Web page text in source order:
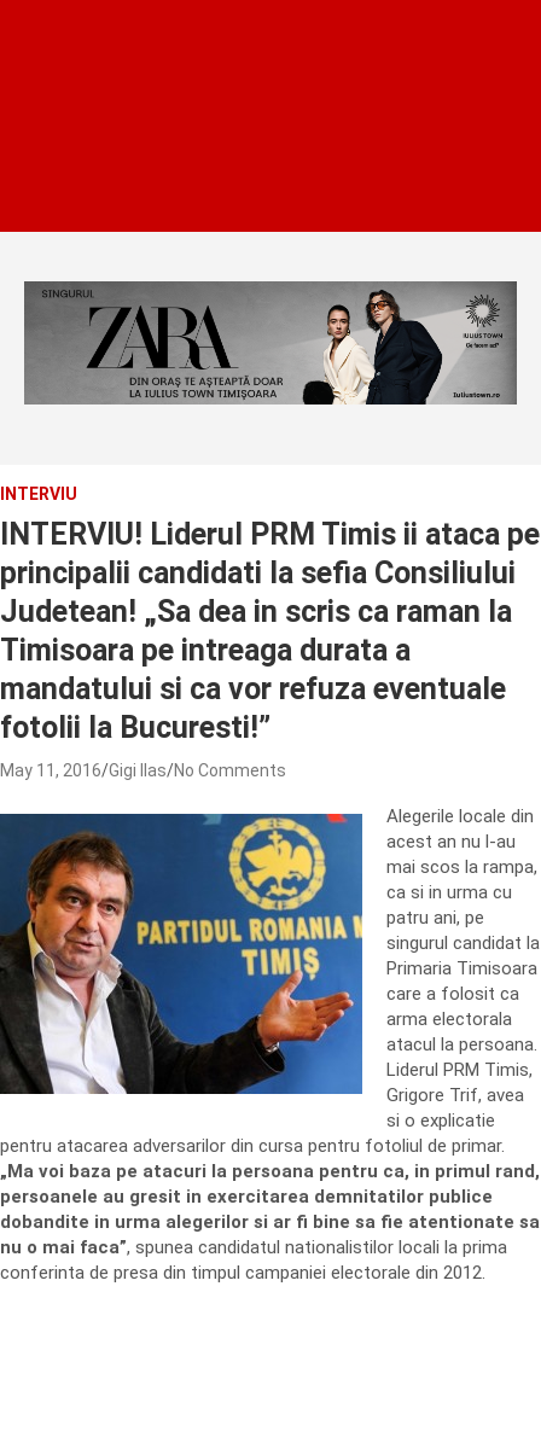
INTERVIU
INTERVIU! Liderul PRM Timis ii ataca pe
principalii candidati la sefia Consiliului
Judetean! „Sa dea in scris ca raman la
Timisoara pe intreaga durata a
mandatului si ca vor refuza eventuale
fotolii la Bucuresti!”
May 11, 2016 Gigi Ilas No Comments
Alegerile locale din
acest an nu l-au
mai scos la rampa,
ca si in urma cu
patru ani, pe
singurul candidat la
Primaria Timisoara
care a folosit ca
arma electorala
atacul la persoana.
Liderul PRM Timis,
Grigore Trif, avea
si o explicatie
pentru atacarea adversarilor din cursa pentru fotoliul de primar.
„Ma voi baza pe atacuri la persoana pentru ca, in primul rand,
persoanele au gresit in exercitarea demnitatilor publice
dobandite in urma alegerilor si ar fi bine sa fie atentionate sa
nu o mai faca”, spunea candidatul nationalistilor locali la prima
conferinta de presa din timpul campaniei electorale din 2012.